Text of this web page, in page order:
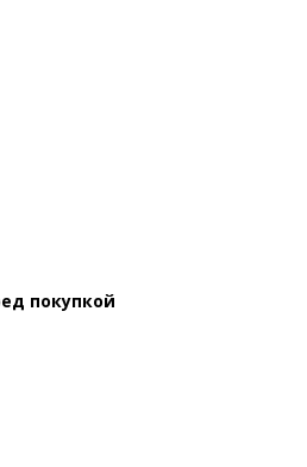
покупкой